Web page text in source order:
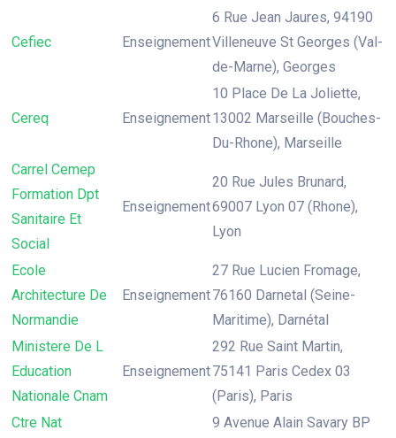
Cefiec Enseignement
6 Rue Jean Jaures, 94190
Villeneuve St Georges (Val-
de-Marne), Georges
Cereq Enseignement
10 Place De La Joliette,
13002 Marseille (Bouches-
Du-Rhone), Marseille
Carrel Cemep
Formation Dpt
Sanitaire Et
Social
Enseignement
20 Rue Jules Brunard,
69007 Lyon 07 (Rhone),
Lyon
Ecole
Architecture De
Normandie
Enseignement
27 Rue Lucien Fromage,
76160 Darnetal (Seine-
Maritime), Darnétal
Ministere De L
Education
Nationale Cnam
Enseignement
292 Rue Saint Martin,
75141 Paris Cedex 03
(Paris), Paris
Ctre Nat
9 Avenue Alain Savary BP